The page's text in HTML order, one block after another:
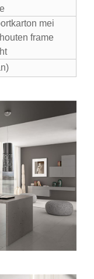
mei
frame